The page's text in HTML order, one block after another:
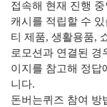
접속해 현재 진행
캐시를 적립할 수
티 제품, 생활용품,
로모션과 연결된 경
이지를 참고해 정답
니다.
돈버는퀴즈 참여 방